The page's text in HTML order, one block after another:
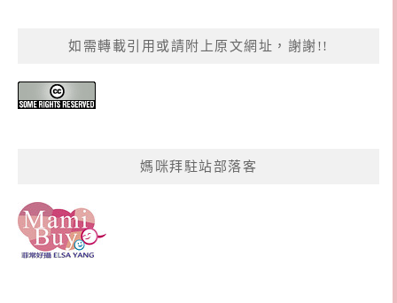
如需轉載引用或請附上原文網址，謝謝!!
媽咪拜駐站部落客